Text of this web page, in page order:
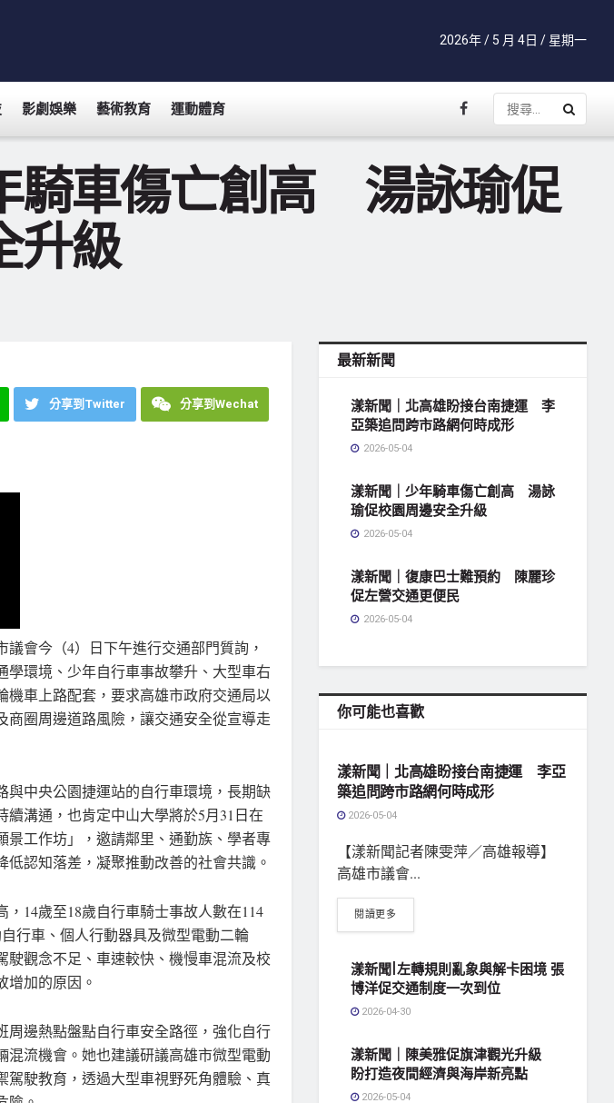
2026年 / 5 月 4日 / 星期一
影劇娛樂 藝術教育 運動體育
騎車傷亡創高 湯詠瑜促
升級
分享到Twitter 分享到Wechat
議會今（4）日下午進行交通部門質詢，
環境、少年自行車事故攀升、大型車右
車上路配套，要求高雄市政府交通局以
圈周邊道路風險，讓交通安全從宣導走
中央公園捷運站的自行車環境，長期缺
溝通，也肯定中山大學將於5月31日在
景工作坊」，邀請鄰里、通勤族、學者專
認知落差，凝聚推動改善的社會共識。
14歲至18歲自行車騎士事故人數在114
行車、個人行動器具及微型電動二輪
觀念不足、車速較快、機慢車混流及校
增加的原因。
邊熱點盤點自行車安全路徑，強化自行
流機會。她也建議研議高雄市微型電動
駛教育，透過大型車視野死角體驗、真
最新新聞
漾新聞｜北高雄盼接台南捷運 李
亞築追問跨市路網何時成形
2026-05-04
漾新聞｜少年騎車傷亡創高 湯詠
瑜促校園周邊安全升級
2026-05-04
漾新聞｜復康巴士難預約 陳麗珍
促左營交通更便民
2026-05-04
你可能也喜歡
漾新聞｜北高雄盼接台南捷運 李亞
築追問跨市路網何時成形
2026-05-04
【漾新聞記者陳雯萍／高雄報導】
高雄市議會...
閱讀更多
漾新聞|左轉規則亂象與解卡困境 張
博洋促交通制度一次到位
2026-04-30
漾新聞｜陳美雅促旗津觀光升級
盼打造夜間經濟與海岸新亮點
2026-05-04